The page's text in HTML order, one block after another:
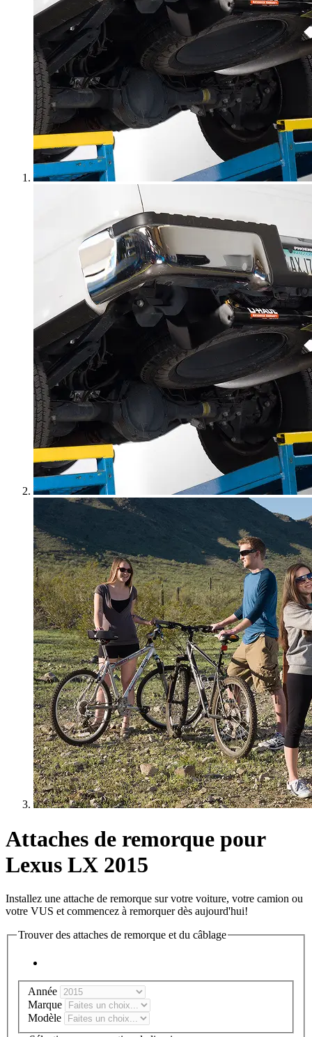
Attaches de remorque pour
Lexus LX 2015
Installez une attache de remorque sur votre voiture, votre camion ou
votre VUS et commencez à remorquer dès aujourd'hui!
Trouver des attaches de remorque et du câblage
Année
Marque
Modèle